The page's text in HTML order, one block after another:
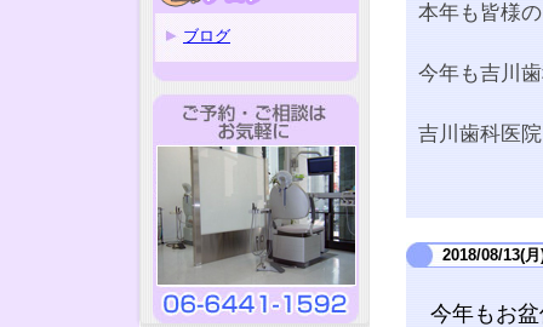
ブログ
本年も皆様
今年も吉川
吉川歯科医
2018/08/13(月
今年もお